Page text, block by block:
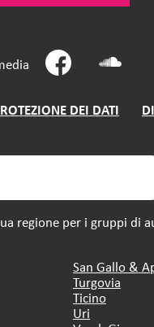
DEI DATI
regione per i gruppi di
San Gallo &
Turgovia
Ticino
Uri